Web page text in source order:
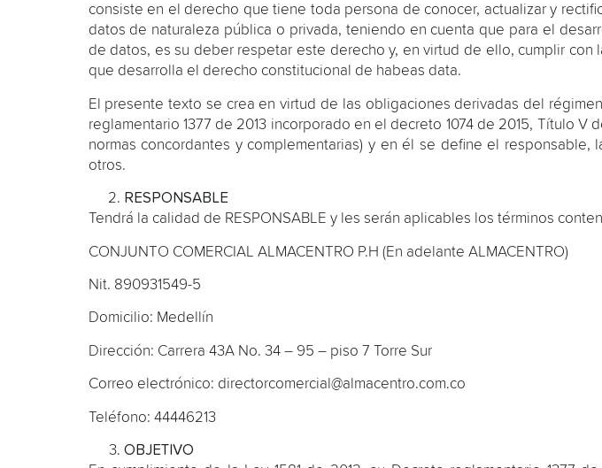
consiste en el derecho que tiene toda persona de conocer, actualizar y
datos de naturaleza pública o privada, teniendo en cuenta que para el
de datos, es su deber respetar este derecho y, en virtud de ello, cumplir
que desarrolla el derecho constitucional de habeas data.
El presente texto se crea en virtud de las obligaciones derivadas del
reglamentario 1377 de 2013 incorporado en el decreto 1074 de 2015, Título
normas concordantes y complementarias) y en él se define el
otros.
RESPONSABLE
Tendrá la calidad de RESPONSABLE y les serán aplicables los términos
CONJUNTO COMERCIAL ALMACENTRO P.H (En adelante ALMACENTRO)
Nit. 890931549-5
Domicilio: Medellín
Dirección: Carrera 43A No. 34 – 95 – piso 7 Torre Sur
Correo electrónico: directorcomercial@almacentro.com.co
Teléfono: 44446213
OBJETIVO